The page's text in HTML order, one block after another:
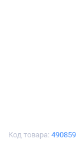
Код товара: 490859